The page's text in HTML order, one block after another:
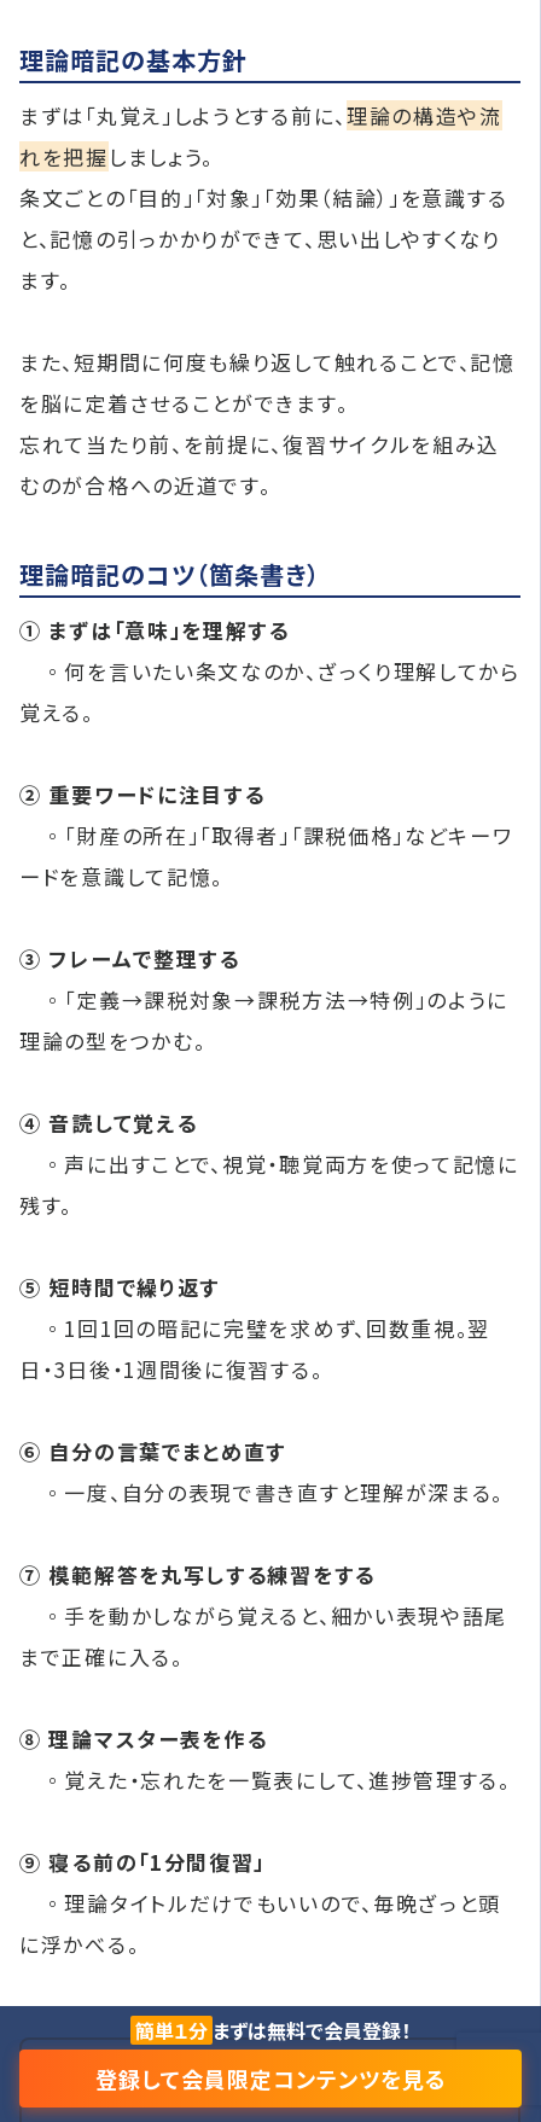
理論暗記の基本方針
まずは「丸覚え」しようとする前に、理論の構造や流
れを把握 しましょう。
条文ごとの「目的」「対象」「効果（結論）」を意識する
と、記憶の引っかかりができて、思い出しやすくなり
ます。
また、短期間に何度も繰り返して触れることで、記憶
を脳に定着させることができます。
忘れて当たり前、を前提に、復習サイクルを組み込
むのが合格への近道です。
理論暗記のコツ（箇条書き）
① まずは「意味」を理解する
◦何を言いたい条文なのか、ざっくり理解してから
覚える。
② 重要ワードに注目する
◦「財産の所在」「取得者」「課税価格」などキーワ
ードを意識して記憶。
③ フレームで整理する
◦「定義→課税対象→課税方法→特例」のように
理論の型をつかむ。
④ 音読して覚える
◦声に出すことで、視覚・聴覚両方を使って記憶に
残す。
⑤ 短時間で繰り返す
◦1回1回の暗記に完璧を求めず、回数重視。翌
日・3日後・1週間後に復習する。
⑥ 自分の言葉でまとめ直す
◦一度、自分の表現で書き直すと理解が深まる。
⑦ 模範解答を丸写しする練習をする
◦手を動かしながら覚えると、細かい表現や語尾
まで正確に入る。
⑧ 理論マスター表を作る
◦覚えた・忘れたを一覧表にして、進捗管理する。
⑨ 寝る前の「1分間復習」
◦理論タイトルだけでもいいので、毎晩ざっと頭
に浮かべる。
会員限定公開！【2025年版】
簡単１分まずは無料で会員登録！
登録して会員限定コンテンツを見る